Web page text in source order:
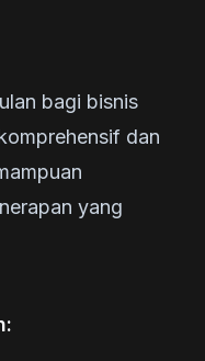
bagi bisnis
dan
yang